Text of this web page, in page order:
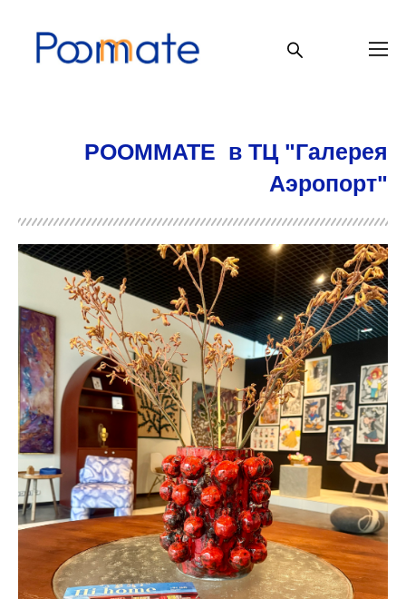
РOOMMATE в ТЦ "Галерея
Аэропорт"